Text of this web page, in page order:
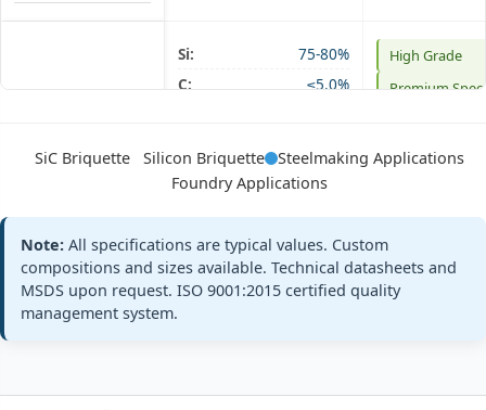
Silicon
HighGrade
Si:
75-80%
C:
≤5.0%
High Grade
Premium Spec
Steelmaking
SiO₂:
≤5%
Specifications
SiC Briquette Silicon Briquette
Steelmaking Applications
Foundry Applications
Note: All specifications are typical values. Custom
compositions and sizes available. Technical datasheets and
MSDS upon request. ISO 9001:2015 certified quality
management system.